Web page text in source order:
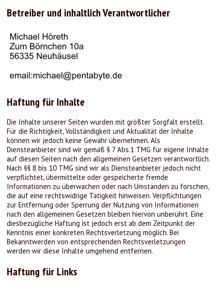
Betreiber und inhaltlich Verantwortlicher
Haftung für Inhalte
Die Inhalte unserer Seiten wurden mit größter Sorgfalt erstellt.
Für die Richtigkeit, Vollständigkeit und Aktualität der Inhalte
können wir jedoch keine Gewähr übernehmen. Als
Diensteanbieter sind wir gemäß § 7 Abs.1 TMG für eigene Inhalte
auf diesen Seiten nach den allgemeinen Gesetzen verantwortlich.
Nach §§ 8 bis 10 TMG sind wir als Diensteanbieter jedoch nicht
verpflichtet, übermittelte oder gespeicherte fremde
Informationen zu überwachen oder nach Umständen zu forschen,
die auf eine rechtswidrige Tätigkeit hinweisen. Verpflichtungen
zur Entfernung oder Sperrung der Nutzung von Informationen
nach den allgemeinen Gesetzen bleiben hiervon unberührt. Eine
diesbezügliche Haftung ist jedoch erst ab dem Zeitpunkt der
Kenntnis einer konkreten Rechtsverletzung möglich. Bei
Bekanntwerden von entsprechenden Rechtsverletzungen
werden wir diese Inhalte umgehend entfernen.
Haftung für Links